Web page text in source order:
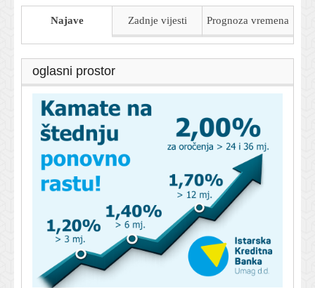
Najave Zadnje vijesti Prognoza vremena
oglasni prostor